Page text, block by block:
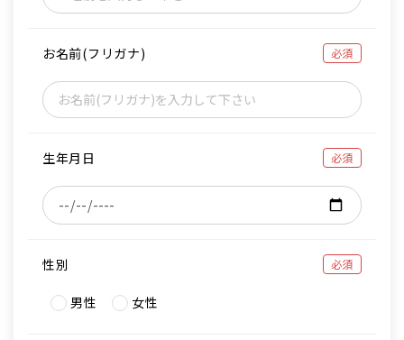
お名前(フリガナ) 必須
生年月日 必須
性別 必須
男性 女性